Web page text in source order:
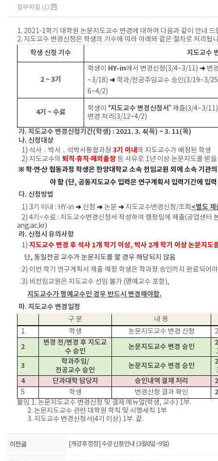
첨부파일 (1)
1. 2021-1학기 대학원 논문지도교수 변경에 대하여 다음과 같이 안내 드
2. 지도교수 변경신청은 학생의 기수에 따라 아래와 같은 절차로 처리됩
학생 신청 기수 지도교수
2 ~ 3기
학생이 HY-in에서 변경신청(3/4~3/11) ➜변
~3/18) ➜학과/전공주임교수 승인(3/19~3/
6~4/2)
4기 ~수료 학생이 “지도교수 변경신청서”제출(3/4~3/11)
변경 처리 (3/12~4/2)
가. 지도교수 변경신청기간(학생) : 2021. 3. 4(목) ~ 3. 11(목)
나. 신청대상
1) 석사 ․ 박사 ․ 석박사통합과정 3기 이내의 지도교수가 배정된 학생
2) 지도교수의 퇴직·휴직·해외출장등 사유로 1년 이상 논문지도를 받
※학·연·산 협동과정 학생은 한양대학교 소속 전임교원 외에 소속 기관
야 함 (단, 공동지도교수 입력은 연구계획서 입력기간에 입
다. 신청방법
1) 3기 이내 : HY-in ➜ 신청 ➜논문 ➜ 지도교수변경신청/조회 <별도
2) 4기 ~수료 : 지도교수변경신청서 작성하여 행정팀에 제출(공업센터
ang.ac.kr)
라. 신청시 유의사항
1) 지도교수 변경 후 석사 1개 학기 이상, 박사 2개 학기 이상 논문지도
단, 동일전공 교수가 논문지도를 할 경우 해당되지 않음
2) 이번 학기 연구계획서 제출 예정 학생은 학과장 승인까지 완료되어
3) 비전임교원은 지도교수 선임 불가 (명예교수 포함),
지도교수가 명예교수인 경우 반드시 변경해야함.
마. 지도교수 변경일정
구 분
내 용
1
학생 논문지도교수 변경 신청
2
변경 전/변경 후 지도교
수 승인
논문지도교수 변경 승인
3
학과주임/
전공교수 승인
논문지도교수 변경 승인
4 단과대학 담당자 승인내역 결재 처리
5 학생 변경신청 결과 확인
붙임 1. 논문지도교수 변경신청 및 결재 매뉴얼(학생, 교수) 1부.
2. 논문지도교수 관련 대학원 학칙 및 시행세칙 1부
3. 지도교수 변경신청서(4기 이상) 1부. 끝.
이전글 [개강후정정] 수강신청안내 (3월8일~9일)